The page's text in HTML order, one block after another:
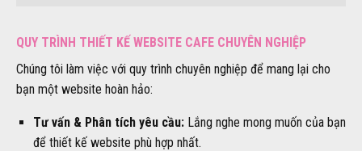
QUY TRÌNH THIẾT KẾ WEBSITE CAFE CHUYÊN NGHIỆP
Chúng tôi làm việc với quy trình chuyên nghiệp để mang lại cho
bạn một website hoàn hảo:
Tư vấn & Phân tích yêu cầu:Lắng nghe mong muốn của bạn
để thiết kế website phù hợp nhất.